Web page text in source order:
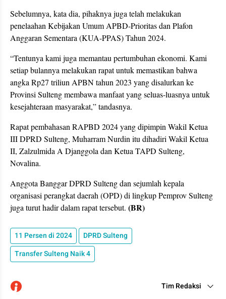
Sebelumnya, kata dia, pihaknya juga telah melakukan
penelaahan Kebijakan Umum APBD-Prioritas dan Plafon
Anggaran Sementara (KUA-PPAS) Tahun 2024.
“Tentunya kami juga memantau pertumbuhan ekonomi. Kami
setiap bulannya melakukan rapat untuk memastikan bahwa
angka Rp27 triliun APBN tahun 2023 yang disalurkan ke
Provinsi Sulteng membawa manfaat yang seluas-luasnya untuk
kesejahteraan masyarakat,” tandasnya.
Rapat pembahasan RAPBD 2024 yang dipimpin Wakil Ketua
III DPRD Sulteng, Muharram Nurdin itu dihadiri Wakil Ketua
II, Zalzulmida A Djanggola dan Ketua TAPD Sulteng,
Novalina.
Anggota Banggar DPRD Sulteng dan sejumlah kepala
organisasi perangkat daerah (OPD) di lingkup Pemprov Sulteng
juga turut hadir dalam rapat tersebut. (BR)
11 Persen di 2024
DPRD Sulteng
Transfer Sulteng Naik 4
Tim Redaksi